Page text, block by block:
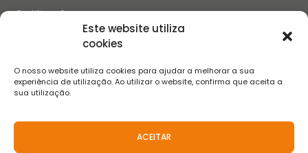
Este website utiliza
cookies
O nosso website utiliza cookies para ajudar a melhorar a sua
experiência de utilização. Ao utilizar o website, confirma que aceita a
sua utilização.
ACEITAR
Certificações
SIGA-NOS
Aviso de Privacidade